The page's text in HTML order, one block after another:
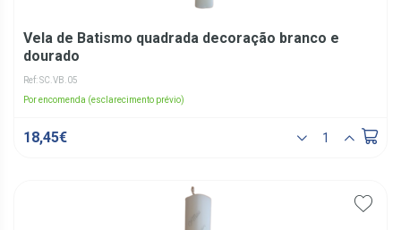
Vela de Batismo quadrada decoração branco e
dourado
Ref: SC.VB.05
Por encomenda (esclarecimento prévio)
18,45€